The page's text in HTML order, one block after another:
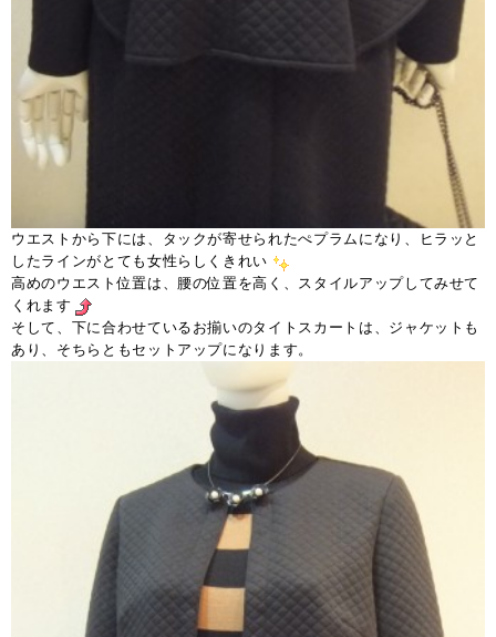
ウエストから下には、タックが寄せられたぺプラムになり、ヒラッと
したラインがとても女性らしくきれい
高めのウエスト位置は、腰の位置を高く、スタイルアップしてみせて
くれます
そして、下に合わせているお揃いのタイトスカートは、ジャケットも
あり、そちらともセットアップになります。